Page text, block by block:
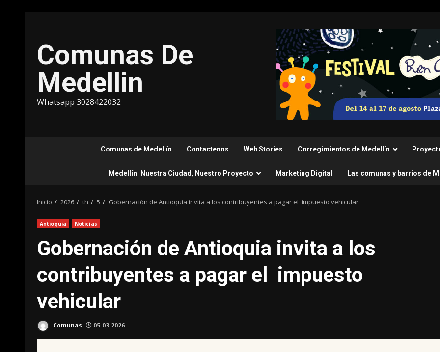
Comunas De
Medellin
Whatsapp 3028422032
Comunas de Medellín Contactenos Web Stories Corregimientos de Medellín
Medellín: Nuestra Ciudad, Nuestro Proyecto Marketing Digital Las comunas y barrios de
Inicio 2026 th 5 Gobernación de Antioquia invita a los contribuyentes a pagar el impuesto vehicular
Antioquia Noticias
Gobernación de Antioquia invita a los
contribuyentes a pagar el impuesto
vehicular
Comunas 05.03.2026